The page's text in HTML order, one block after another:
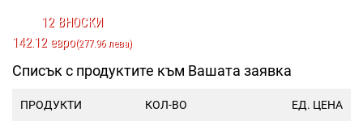
12 ВНОСКИ
142.12 евро(277.96 лева)
Списък с продуктите към Вашата заявка
ПРОДУКТИ КОЛ-ВО ЕД. ЦЕНА